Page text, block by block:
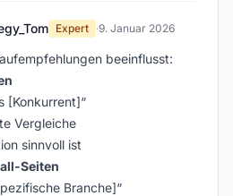
Expert ·9. Januar 2026
beeinflusst:
[Konkurrent]“
Vergleiche
sinnvoll ist
Seiten
Branche]“